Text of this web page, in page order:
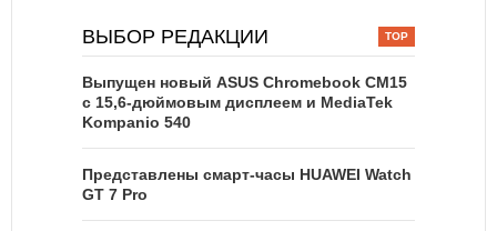
ВЫБОР РЕДАКЦИИ
Выпущен новый ASUS Chromebook CM15
с 15,6-дюймовым дисплеем и MediaTek
Kompanio 540
Представлены смарт-часы HUAWEI Watch
GT 7 Pro